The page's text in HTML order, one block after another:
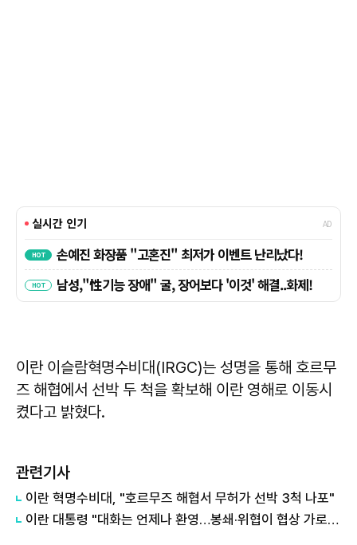
이란 이슬람혁명수비대(IRGC)는 성명을 통해 호르무
즈 해협에서 선박 두 척을 확보해 이란 영해로 이동시
켰다고 밝혔다.
관련기사
이란 혁명수비대, "호르무즈 해협서 무허가 선박 3척 나포"
이란 대통령 "대화는 언제나 환영…봉쇄·위협이 협상 가로막아"